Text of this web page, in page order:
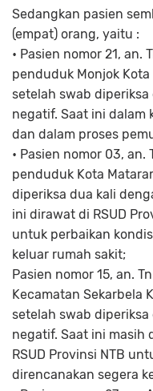
Sedangkan pasien
(empat) orang, yaitu :
• Pasien nomor 21, an.
penduduk Monjok Kota
setelah swab
negatif. Saat ini dalam
dan dalam proses
• Pasien nomor 03,
penduduk Kota
diperiksa dua kali
ini dirawat di RSUD
untuk perbaikan
keluar rumah sakit;
Pasien nomor 15, an.
Kecamatan Sekarbela
setelah swab
negatif. Saat ini masih
RSUD Provinsi NTB
direncanakan segera